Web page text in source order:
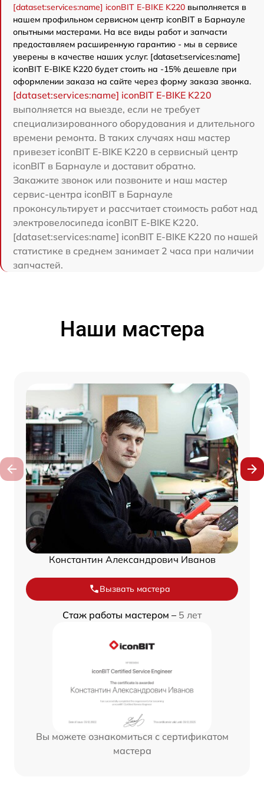
[dataset:services:name] iconBIT E-BIKE K220 выполняется в
нашем профильном сервисном центр iconBIT в Барнауле
опытными мастерами. На все виды работ и запчасти
предоставляем расширенную гарантию - мы в сервисе
уверены в качестве наших услуг. [dataset:services:name]
iconBIT E-BIKE K220 будет стоить на -15% дешевле при
оформлении заказа на сайте через форму заказа звонка.
[dataset:services:name] iconBIT E-BIKE K220
выполняется на выезде, если не требует
специализированного оборудования и длительного
времени ремонта. В таких случаях наш мастер
привезет iconBIT E-BIKE K220 в сервисный центр
iconBIT в Барнауле и доставит обратно.
Закажите звонок или позвоните и наш мастер
сервис-центра iconBIT в Барнауле
проконсультирует и рассчитает стоимость работ над
электровелосипеда iconBIT E-BIKE K220.
[dataset:services:name] iconBIT E-BIKE K220 по нашей
статистике в среднем занимает 2 часа при наличии
запчастей.
Наши мастера
Константин Александрович Иванов
Вызвать мастера
Стаж работы мастером – 5 лет
Вы можете ознакомиться с сертификатом
мастера